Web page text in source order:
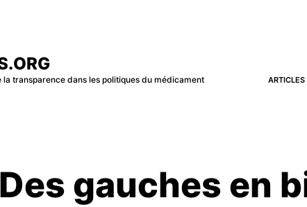
transparence dans les politiques du médicament ARTICLES
gauches en